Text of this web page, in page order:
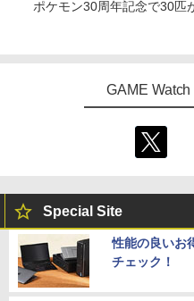
ポケモン30周年記念で30匹
GAME
Special Site
性能の良いお
チェック！